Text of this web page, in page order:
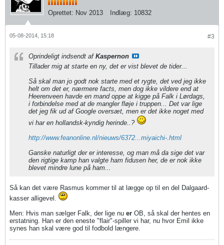
Oprettet: Nov 2013 Indlæg: 10832
#3
05-08-2014, 15:18
Oprindeligt indsendt af Kaspernon
Tillader mig at starte en ny, det er vist blevet de tider...
Så skal man jo godt nok starte med et rygte, det ved jeg ikke
helt om det er, nærmere facts, men dog ikke vildere end at
Heerenveen havde en mand oppe at kigge på Falk i Lørdags,
i forbindelse med at de mangler fløje i truppen... Det var lige
det jeg fik ud af Google oversæt, men er det ikke noget med
vi har en hollandsk-kyndig herinde..?
http://www.feanonline.nl/nieuws/6372...miyaichi-.html
Ganske naturligt der er interesse, og man må da sige det var
den rigtige kamp han valgte ham fidusen her, de er nok ikke
blevet mindre lune på ham...
Så kan det være Rasmus kommer til at lægge op til en del Dalgaard-
kasser alligevel.
Men: Hvis man sælger Falk, der lige nu er OB, så skal der hentes en
erstatning. Han er den eneste "flair"-spiller vi har, nu hvor Emil ikke
synes han skal være god til fodbold længere.